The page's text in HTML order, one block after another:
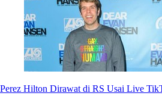
Perez Hilton Dirawat di RS Usai Live